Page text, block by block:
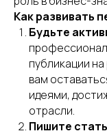
Как развивать
Будьте
публикации
вам
идеями,
отрасли.
Пишите